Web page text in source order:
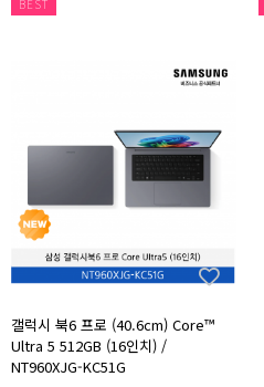
BEST
갤럭시 북6 프로 (40.6cm) Core™
Ultra 5 512GB (16인치) /
NT960XJG-KC51G